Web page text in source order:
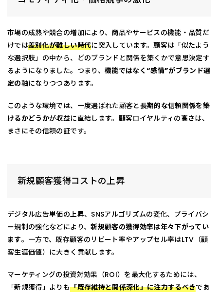
市場の成熟や競合の増加により、商品やサービスの機能・品質だ
けでは差別化が難しい時代に突入しています。顧客は「似たよう
な選択肢」の中から、どのブランドと関係を築くかで意思決定す
るようになりました。つまり、 機能ではなく“感情”がブランド選
定の軸になりつつあります。
このような環境では、一度選ばれた顧客と長期的な信頼関係を築
けるかどうかが収益に直結します。顧客ロイヤルティの高さは、
まさにその信頼の証です。
新規顧客獲得コストの上昇
デジタル広告単価の上昇、SNSアルゴリズムの変化、プライバシ
ー規制の強化などにより、新規顧客の獲得効率は年々下がってい
ます。一方で、既存顧客のリピート率やアップセル率はLTV（顧
客生涯価値）に大きく貢献します。
マーケティングの投資対効果（ROI）を最大化するためには、
「新規獲得」よりも「既存維持と関係深化」に注力するべきであ